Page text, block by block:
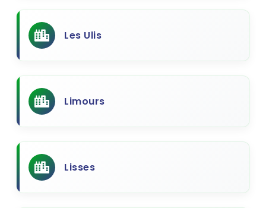
Les Ulis
Limours
Lisses